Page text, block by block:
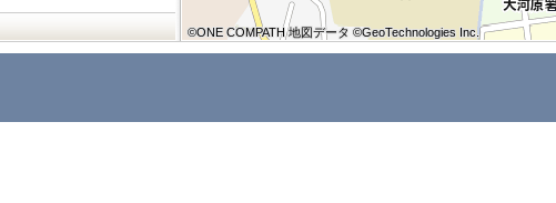
©ONE COMPATH 地図データ ©GeoTechnologies Inc.
©ONE COMPATH 地図データ ©GeoTechnologies Inc.
©ONE COMPATH 地図データ ©GeoTechnologies Inc.
©ONE COMPATH 地図データ ©GeoTechnologies Inc.
©ONE COMPATH 地図データ ©GeoTechnologies Inc.
©ONE COMPATH 地図データ ©GeoTechnologies Inc.
©ONE COMPATH 地図データ ©GeoTechnologies Inc.
©ONE COMPATH 地図データ ©GeoTechnologies Inc.
©ONE COMPATH 地図データ ©GeoTechnologies Inc.